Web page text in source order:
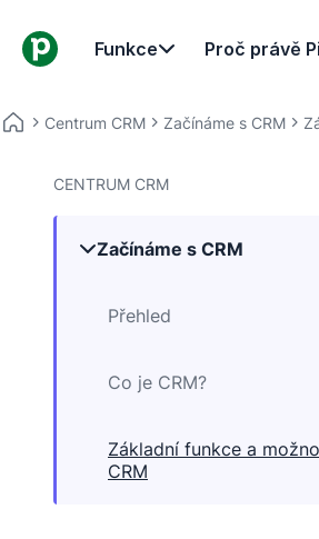
Funkce Proč právě
Centrum CRM Začínáme s CRM
CENTRUM CRM
Začínáme s CRM
Přehled
Co je CRM?
Základní funkce a
CRM